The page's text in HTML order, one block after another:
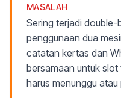
MASALAH
Sering terjadi
penggunaan dua
catatan kertas dan
bersamaan untuk
harus menunggu atau